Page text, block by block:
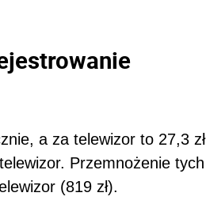
a za telewizor to 27,3 zł
Przemnożenie tych
(819 zł).